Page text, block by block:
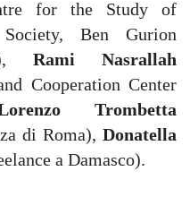
for the Study of
Ben Gurion
Rami Nasrallah
Cooperation Center
Trombetta
di Roma), Donatella
a Damasco).